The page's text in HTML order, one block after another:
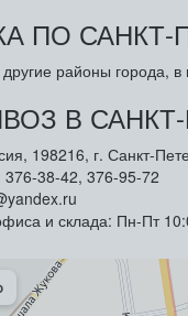
ПО САНКТ-
другие районы города,
В
198216, г. Санкт-
38-42, 376-95-72
и склада: Пн-Пт
в Санкт‑Петербурге
в Санкт‑Петербурге